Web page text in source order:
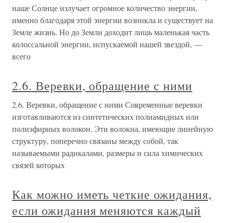
наше Солнце излучает огромное количество энергии,
именно благодаря этой энергии возникла и существует на
Земле жизнь. Но до Земли доходит лишь маленькая часть
колоссальной энергии, испускаемой нашей звездой, —
всего
2.6. Веревки, обращение с ними
2.6. Веревки, обращение с ними Современные веревки
изготавливаются из синтетических полиамидных или
полиэфирных волокон. Эти волокна, имеющие линейную
структуру, поперечно связаны между собой, так
называемыми радикалами, размеры и сила химических
связей которых
Как можно иметь четкие ожидания,
если ожидания меняются каждый